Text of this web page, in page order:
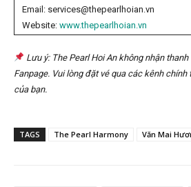
Email: services@thepearlhoian.vn
Website: www.thepearlhoian.vn
Lưu ý: The Pearl Hoi An không nhận
Fanpage. Vui lòng đặt vé qua các kênh
của bạn.
TAGS The Pearl Harmony Văn Mai